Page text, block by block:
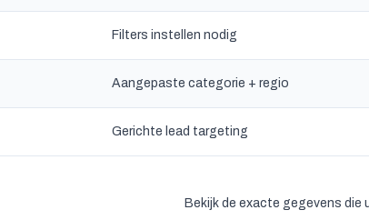
Filters instellen nodig
Aangepaste categorie + regio
Gerichte lead targeting
Bekijk de exacte gegevens die